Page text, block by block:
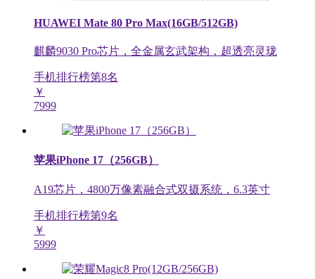
HUAWEI Mate 80 Pro Max(16GB/512GB)
麒麟9030 Pro芯片，全金属玄武架构，超透亮灵珑
手机排行榜第8名
￥
7999
苹果iPhone 17（256GB）
A19芯片，4800万像素融合式双摄系统，6.3英寸
手机排行榜第9名
￥
5999